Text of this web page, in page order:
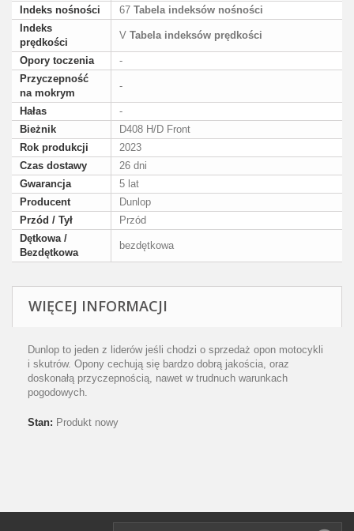
Indeks nośności
67 Tabela indeksów nośności
Indeks
prędkości
V Tabela indeksów prędkości
Opory toczenia
-
Przyczepność
na mokrym
-
Hałas
-
Bieżnik
D408 H/D Front
Rok produkcji
2023
Czas dostawy
26 dni
Gwarancja
5 lat
Producent
Dunlop
Przód / Tył
Przód
Dętkowa /
Bezdętkowa
bezdętkowa
WIĘCEJ INFORMACJI
Dunlop to jeden z liderów jeśli chodzi o sprzedaż opon motocykli
i skutrów. Opony cechują się bardzo dobrą jakościa, oraz
doskonałą przyczepnością, nawet w trudnuch warunkach
pogodowych.
Stan: Produkt nowy